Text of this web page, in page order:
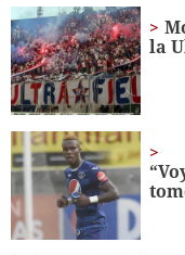
8
minutes,
4
seconds
la